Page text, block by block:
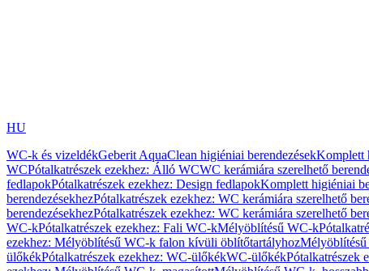
HU
WC-k és vizeldékGeberit AquaClean higiéniai berendezésekKomplett
WCPótalkatrészek ezekhez: Álló WCWC kerámiára szerelhető
fedlapokPótalkatrészek ezekhez: Design fedlapokKomplett higiéniai
berendezésekhezPótalkatrészek ezekhez: WC kerámiára szerelhető
berendezésekhezPótalkatrészek ezekhez: WC kerámiára szerelhető
WC-kPótalkatrészek ezekhez: Fali WC-kMélyöblítésű WC-k
ezekhez: Mélyöblítésű WC-k falon kívüli öblítőtartályhoz
ülőkékPótalkatrészek ezekhez: WC-ülőkékWC-ülőkékPótalkatrészek